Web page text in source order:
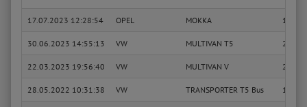
17.07.2023 12:28:54 OPEL MOKKA 1.4
30.06.2023 14:55:13 VW MULTIVAN T5 2.0
22.03.2023 19:56:40 VW MULTIVAN V 2.0
28.05.2022 10:31:38 VW TRANSPORTER T5 Bus 1.9